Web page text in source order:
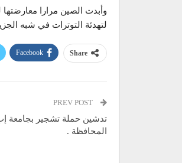
وأبدت الصين مرارا معارضتها
لتهدئة التوترات في شبه
Share
Facebook
تدشين حملة تشجير بجامعة إب
المحافظة .